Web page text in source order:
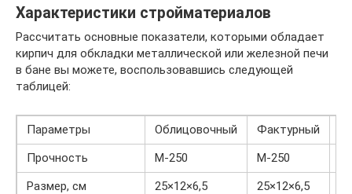
Характеристики стройматериалов
Рассчитать основные показатели, которыми обладает
кирпич для обкладки металлической или железной печи
в бане вы можете, воспользовавшись следующей
таблицей:
Параметры Облицовочный Фактурный
Прочность
М-250 М-250
Размер, см
25×12×6,5 25×12×6,5